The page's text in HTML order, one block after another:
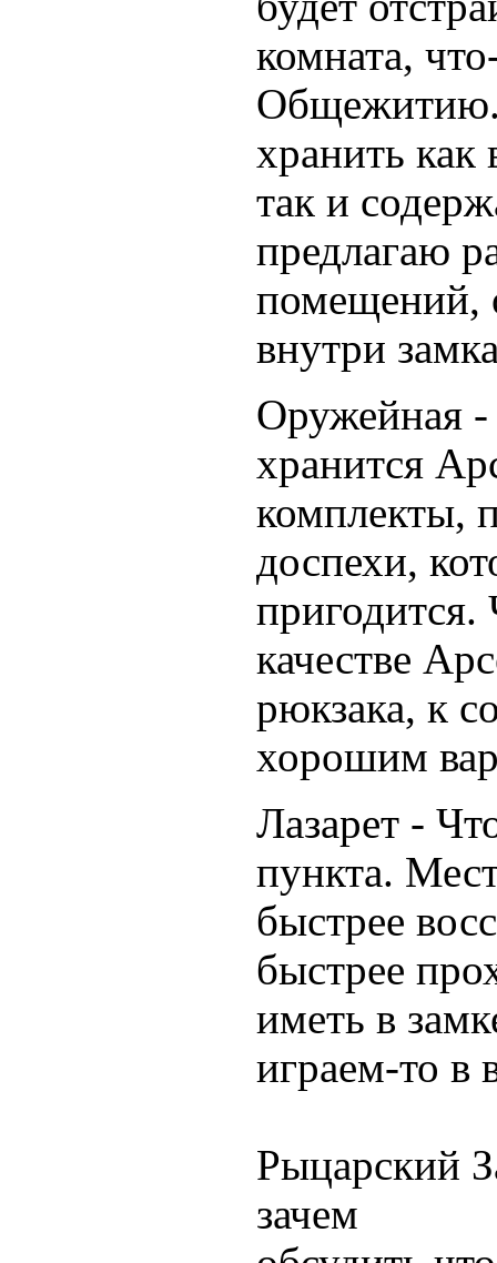
комната,
Общежитию.
хранить
так и
предлагаю
помещений,
внутри
Оружейная -
хранится
комплекты,
доспехи,
пригодится.
качестве
рюкзака, к
хорошим
Лазарет -
пункта.
быстрее
быстрее
иметь в
играем-то в
Рыцарский
зачем